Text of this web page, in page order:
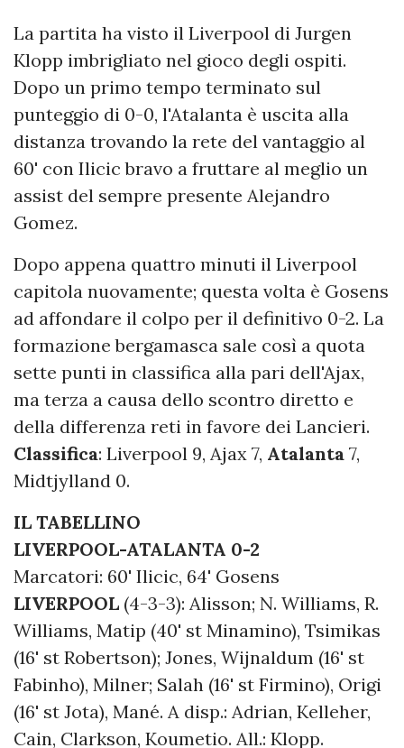
La partita ha visto il Liverpool di Jurgen
Klopp imbrigliato nel gioco degli ospiti.
Dopo un primo tempo terminato sul
punteggio di 0-0, l'Atalanta è uscita alla
distanza trovando la rete del vantaggio al
60' con Ilicic bravo a fruttare al meglio un
assist del sempre presente Alejandro
Gomez.
Dopo appena quattro minuti il Liverpool
capitola nuovamente; questa volta è Gosens
ad affondare il colpo per il definitivo 0-2. La
formazione bergamasca sale così a quota
sette punti in classifica alla pari dell'Ajax,
ma terza a causa dello scontro diretto e
della differenza reti in favore dei Lancieri.
Classifica: Liverpool 9, Ajax 7, Atalanta 7,
Midtjylland 0.
IL TABELLINO
LIVERPOOL-ATALANTA 0-2
Marcatori: 60' Ilicic, 64' Gosens
LIVERPOOL (4-3-3): Alisson; N. Williams, R.
Williams, Matip (40' st Minamino), Tsimikas
(16' st Robertson); Jones, Wijnaldum (16' st
Fabinho), Milner; Salah (16' st Firmino), Origi
(16' st Jota), Mané. A disp.: Adrian, Kelleher,
Cain, Clarkson, Koumetio. All.: Klopp.